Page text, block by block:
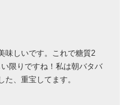
味しいです。これで糖質2
限りですね！私は朝バタバ
、重宝してます。